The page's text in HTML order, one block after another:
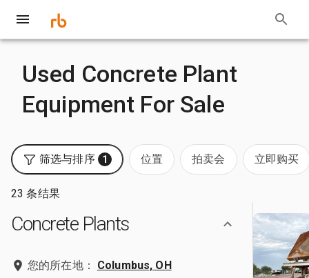
Used Concrete Plant
Equipment For Sale
筛选与排序 1 位置 拍卖会 立即购买
23 条结果
Concrete Plants
您的所在地： Columbus, OH